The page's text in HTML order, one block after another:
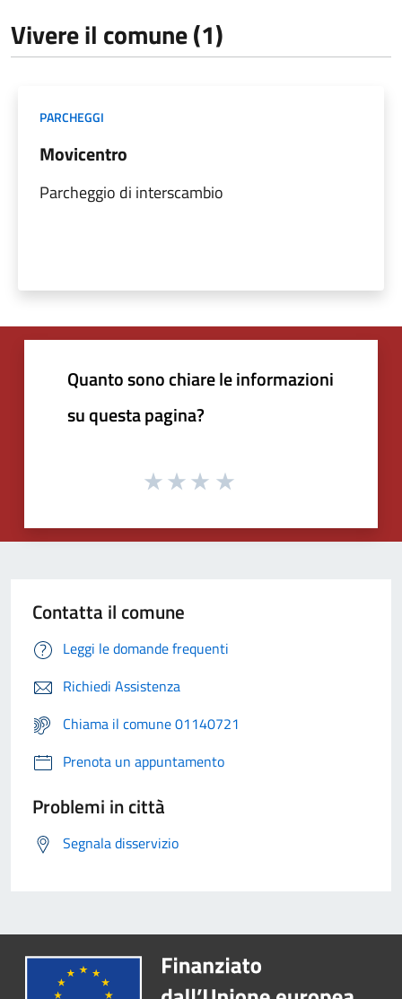
Vivere il comune (1)
PARCHEGGI
Movicentro
Parcheggio di interscambio
Quanto sono chiare le informazioni
su questa pagina?
Contatta il comune
Leggi le domande frequenti
Richiedi Assistenza
Chiama il comune 01140721
Prenota un appuntamento
Problemi in città
Segnala disservizio